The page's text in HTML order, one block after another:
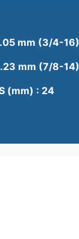
mm (3/4-16)
mm (7/8-14)
(mm) : 24